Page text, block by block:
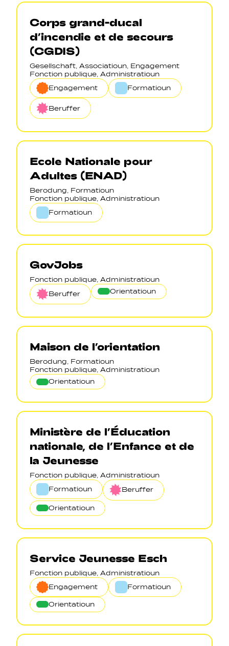
Corps grand-ducal
d’incendie et de secours
(CGDIS)
Gesellschaft, Associatioun, Engagement
Fonction publique, Administratioun
Engagement
Formatioun
Beruffer
Ecole Nationale pour
Adultes (ENAD)
Berodung, Formatioun
Fonction publique, Administratioun
Formatioun
GovJobs
Fonction publique, Administratioun
Beruffer
Orientatioun
Maison de l’orientation
Berodung, Formatioun
Fonction publique, Administratioun
Orientatioun
Ministère de l’Éducation
nationale, de l’Enfance et de
la Jeunesse
Fonction publique, Administratioun
Formatioun
Beruffer
Orientatioun
Service Jeunesse Esch
Fonction publique, Administratioun
Engagement
Formatioun
Orientatioun